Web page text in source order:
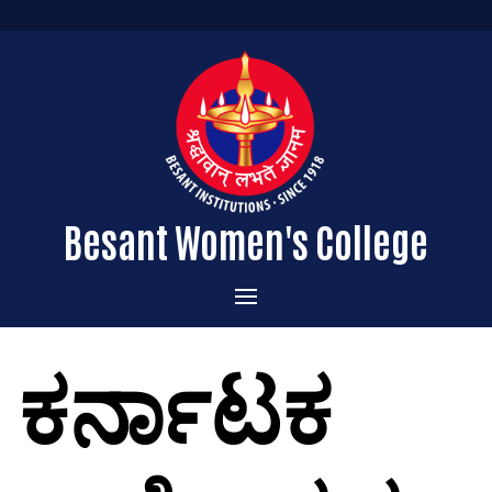
Besant Women's College
Home
Administration
About the College
Vision & Mission
Admissions
ಕರ್ನಾಟಕ